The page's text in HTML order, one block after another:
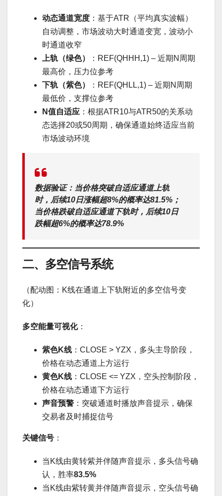
动态通道宽度 ：基于ATR（平均真实波幅）
自动调整，市场波动大时通道变宽，波动小
时通道收窄
上轨（绿色）
：REF(QHHH,1) – 近期N周期
最高价，压力位参考
下轨（紫色）
：REF(QHLL,1) – 近期N周期
最低价，支撑位参考
N值自适应 ：根据ATR10与ATR50的关系动
态选择20或50周期，确保通道始终适应当前
市场波动环境
数据验证：当价格突破自适应通道上轨
时，后续10日涨幅超8%的概率达81.5% ；
当价格跌破自适应通道下轨时，后续10日
跌幅超6%的概率达78.9%
二、多空信号系统
（配动图：K线在通道上下轨附近的多空信号变
化）
多空能量可视化：
紫色K线 ：CLOSE > YZX，多头主导阶段，
价格在动态通道上方运行
黄色K线 ：CLOSE <= YZX，空头控制阶段，
价格在动态通道下方运行
声音预警 ：突破通道时播放声音提示，确保
交易者及时捕捉信号
关键信号 ：
当K线由黄转紫并伴随声音提示，多头信号确
认，胜率83.5%
当K线由紫转黄并伴随声音提示，空头信号确